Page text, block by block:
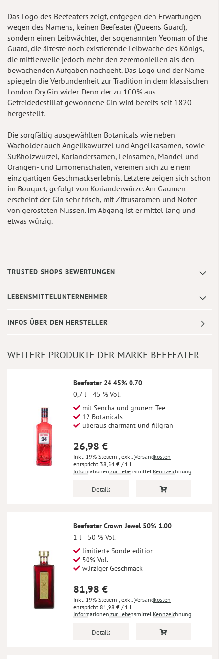
Das Logo des Beefeaters zeigt, entgegen den Erwartungen
wegen des Namens, keinen Beefeater (Queens Guard),
sondern einen Leibwächter, der sogenannten Yeoman of the
Guard, die älteste noch existierende Leibwache des Königs,
die mittlerweile jedoch mehr den zeremoniellen als den
bewachenden Aufgaben nachgeht. Das Logo und der Name
spiegeln die Verbundenheit zur Tradition in dem klassischen
London Dry Gin wider. Denn der zu 100% aus
Getreidedestillat gewonnene Gin wird bereits seit 1820
hergestellt.
Die sorgfältig ausgewählten Botanicals wie neben
Wacholder auch Angelikawurzel und Angelikasamen, sowie
Süßholzwurzel, Koriandersamen, Leinsamen, Mandel und
Orangen- und Limonenschalen, vereinen sich zu einem
einzigartigen Geschmackserlebnis. Letztere zeigen sich schon
im Bouquet, gefolgt von Korianderwürze. Am Gaumen
erscheint der Gin sehr frisch, mit Zitrusaromen und Noten
von gerösteten Nüssen. Im Abgang ist er mittel lang und
etwas würzig.
TRUSTED SHOPS BEWERTUNGEN
LEBENSMITTELUNTERNEHMER
INFOS ÜBER DEN HERSTELLER
WEITERE PRODUKTE DER MARKE BEEFEATER
Beefeater 24 45% 0.70
0,7 l
45 % Vol.
mit Sencha und grünem Tee
12 Botanicals
überaus charmant und filigran
26,98 €
Inkl. 19% Steuern , exkl. Versandkosten
38,54 € / 1 l
Informationen zur Lebensmittel Kennzeichnung
Details
Beefeater Crown Jewel 50% 1.00
1 l
50 % Vol.
limitierte Sonderedition
50% Vol.
würziger Geschmack
81,98 €
Inkl. 19% Steuern , exkl. Versandkosten
81,98 € / 1 l
Informationen zur Lebensmittel Kennzeichnung
Details